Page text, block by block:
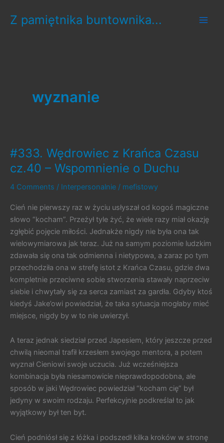
content
Z pamiętnika buntownika...
wyznanie
#333. Wędrowiec z Krańca Czasu
cz.40 – Wspomnienie o Duchu
4 Comments / Interpersonalnie / mefistowy
Cień nie pierwszy raz w życiu usłyszał od kogoś magiczne
słowo “kocham”. Przeżył tyle żyć, że wiele razy miał okazję
zgłębić pojęcie miłości. Jednakże nigdy nie była ona tak
wielowymiarowa jak teraz. Już na samym poziomie ludzkim
zdawała się ona tak odmienna i nietypowa, a zaraz po tym
przechodziła ona w strefę istot z Krańca Czasu, gdzie dwa
kompletnie przeciwne sobie stworzenia stawały naprzeciw
siebie i chwytały się za serca zamiast za gardła. Gdyby ktoś
kiedyś Jake’owi powiedział, że taka sytuacja mogłaby mieć
miejsce, nigdy by w to nie uwierzył.
A teraz jednak siedział przed Japesiem, który jeszcze przed
chwilą nieomal trafił krzesłem swojego mentora, a potem
wyznał Cieniowi swoje uczucia. Już wcześniejsza
kombinacja była niesamowicie nieprawdopodobna, ale
sposób w jaki Wędrowiec powiedział “kocham cię” był
jedyny w swoim rodzaju. Perfekcyjnie podkreślał to jak
wyjątkowy był ten byt.
Cień podniósł się z łóżka i podszedł kilka kroków w stronę